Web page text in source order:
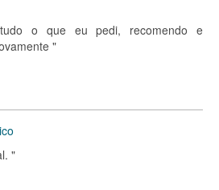
o que eu pedi, recomendo e
"
"